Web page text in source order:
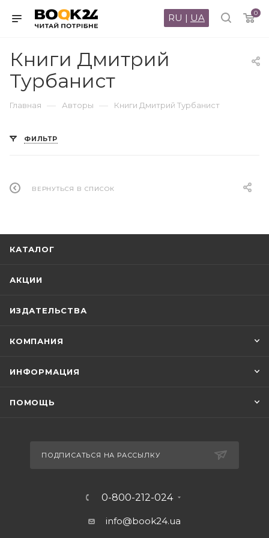
0
RU | UA
Книги Дмитрий
Турбанист
Главная — Авторы — Книги Дмитрий Турбанист
ФИЛЬТР
ВЕРНУТЬСЯ В СПИСОК
КАТАЛОГ
АКЦИИ
ИЗДАТЕЛЬСТВА
КОМПАНИЯ
ИНФОРМАЦИЯ
ПОМОЩЬ
ПОДПИСАТЬСЯ НА РАССЫЛКУ
0-800-212-024
info@book24.ua